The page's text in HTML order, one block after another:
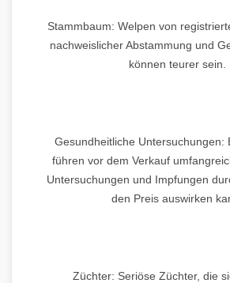
Stammbaum: Welpen von
nachweislicher Abstammung und
können teurer sein.
Gesundheitliche Untersuchungen:
führen vor dem Verkauf
Untersuchungen und Impfungen
den Preis auswirken
Züchter: Seriöse Züchter, die